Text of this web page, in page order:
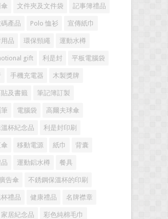
文件夾及文件袋 記事簿禮品
產品 Polo 恤衫 宣傳紙巾
品 環保頸繩 運動水樽
gift 利是封 平板電腦袋
手機充電器 木製獎牌
及書籤 筆記簿訂製
電腦袋 高爾夫球傘
杯紀念品 利是封印刷
移動電源 紙巾 背囊
運動鋁水樽 餐具
告傘 不銹鋼保溫杯的印刷
禮品 健康禮品 名牌襟章
家居紀念品 彩色純棉毛巾